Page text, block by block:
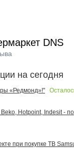
DNS
на сегодня
«Редмонд»!"
Hotpoint, Indesit -
при покупке ТВ